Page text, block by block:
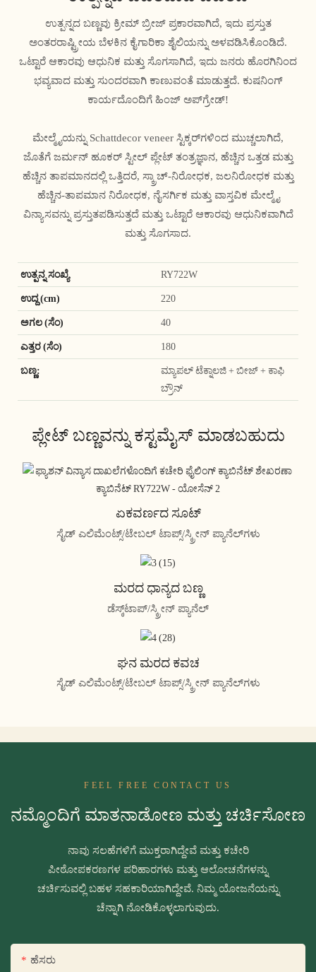
ಉತ್ಪನ್ನದ ಬಣ್ಣವು ಕ್ರೀಮ್ ಬ್ರೀಜ್ ಪ್ರಕಾರವಾಗಿದೆ, ಇದು ಪ್ರಸ್ತುತ
ಅಂತರರಾಷ್ಟ್ರೀಯ ಬೆಳಕಿನ ಕೈಗಾರಿಕಾ ಶೈಲಿಯನ್ನು ಅಳವಡಿಸಿಕೊಂಡಿದೆ.
ಒಟ್ಟಾರೆ ಆಕಾರವು ಆಧುನಿಕ ಮತ್ತು ಸೊಗಸಾಗಿದೆ, ಇದು ಜನರು ಹೊರಗಿನಿಂದ
ಭವ್ಯವಾದ ಮತ್ತು ಸುಂದರವಾಗಿ ಕಾಣುವಂತೆ ಮಾಡುತ್ತದೆ. ಕುಷನಿಂಗ್
ಕಾರ್ಯದೊಂದಿಗೆ ಹಿಂಜ್ ಅಪ್‌ಗ್ರೇಡ್!
ಮೇಲ್ಮೈಯನ್ನು Schattdecor veneer ಸ್ಟಿಕ್ಕರ್‌ಗಳಿಂದ ಮುಚ್ಚಲಾಗಿದೆ,
ಜೊತೆಗೆ ಜರ್ಮನ್ ಹೂಕರ್ ಸ್ಟೀಲ್ ಪ್ಲೇಟ್ ತಂತ್ರಜ್ಞಾನ, ಹೆಚ್ಚಿನ ಒತ್ತಡ ಮತ್ತು
ಹೆಚ್ಚಿನ ತಾಪಮಾನದಲ್ಲಿ ಒತ್ತಿದರೆ, ಸ್ಕ್ರಾಚ್-ನಿರೋಧಕ, ಜಲನಿರೋಧಕ ಮತ್ತು
ಹೆಚ್ಚಿನ-ತಾಪಮಾನ ನಿರೋಧಕ, ನೈಸರ್ಗಿಕ ಮತ್ತು ವಾಸ್ತವಿಕ ಮೇಲ್ಮೈ
ವಿನ್ಯಾಸವನ್ನು ಪ್ರಸ್ತುತಪಡಿಸುತ್ತದೆ ಮತ್ತು ಒಟ್ಟಾರೆ ಆಕಾರವು ಆಧುನಿಕವಾಗಿದೆ
ಮತ್ತು ಸೊಗಸಾದ.
ಉತ್ಪನ್ನ ಸಂಖ್ಯೆ RY722W
ಉದ್ದ (cm) 220
ಅಗಲ (ಸೆಂ) 40
ಎತ್ತರ (ಸೆಂ) 180
ಬಣ್ಣ:
ಮ್ಯಾಪಲ್ ಟೆಕ್ನಾಲಜಿ + ಬೀಜ್ + ಕಾಫಿ
ಬ್ರೌನ್
ಪ್ಲೇಟ್ ಬಣ್ಣವನ್ನು ಕಸ್ಟಮೈಸ್ ಮಾಡಬಹುದು
ಏಕವರ್ಣದ ಸೂಟ್
ಸೈಡ್ ಎಲಿಮೆಂಟ್ಸ್/ಟೇಬಲ್ ಟಾಪ್ಸ್/ಸ್ಕ್ರೀನ್ ಪ್ಯಾನೆಲ್‌ಗಳು
ಮರದ ಧಾನ್ಯದ ಬಣ್ಣ
ಡೆಸ್ಕ್‌ಟಾಪ್/ಸ್ಕ್ರೀನ್ ಪ್ಯಾನೆಲ್
ಘನ ಮರದ ಕವಚ
ಸೈಡ್ ಎಲಿಮೆಂಟ್ಸ್/ಟೇಬಲ್ ಟಾಪ್ಸ್/ಸ್ಕ್ರೀನ್ ಪ್ಯಾನೆಲ್‌ಗಳು
FEEL FREE CONTACT US
ನಮ್ಮೊಂದಿಗೆ ಮಾತನಾಡೋಣ ಮತ್ತು ಚರ್ಚಿಸೋಣ
ನಾವು ಸಲಹೆಗಳಿಗೆ ಮುಕ್ತರಾಗಿದ್ದೇವೆ ಮತ್ತು ಕಚೇರಿ
ಪೀಠೋಪಕರಣಗಳ ಪರಿಹಾರಗಳು ಮತ್ತು ಆಲೋಚನೆಗಳನ್ನು
ಚರ್ಚಿಸುವಲ್ಲಿ ಬಹಳ ಸಹಕಾರಿಯಾಗಿದ್ದೇವೆ. ನಿಮ್ಮ ಯೋಜನೆಯನ್ನು
ಚೆನ್ನಾಗಿ ನೋಡಿಕೊಳ್ಳಲಾಗುವುದು.
ಹೆಸರು